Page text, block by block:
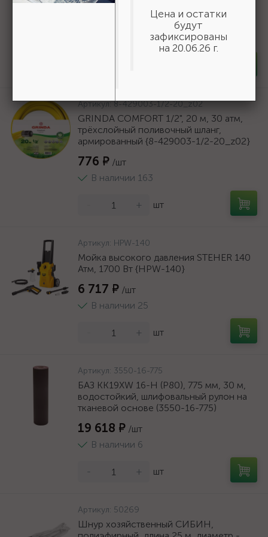
Артикул:8-429003-1/2-20_z02
GRINDA COMFORT 1/2", 20 м, 30 атм,
трёхслойный поливочный шланг,
армированный {8-429003-1/2-20_z02}
776 ₽ /шт
В наличии 163
+ шт
Артикул: HPW-140
Мойка высокого давления STEHER 140
Атм, 1700 Вт {HPW-140}
6 717 ₽ /шт
В наличии 25
+ шт
Артикул: 3550-16-775
БАЗ KK19XW 16-H (Р80), 775 мм, 30 м,
водостойкий, шлифовальный рулон на
тканевой основе (3550-16-775)
19 618 ₽ /шт
В наличии 6
- + шт
Артикул: 50269
Шнур хозяйственный СИБИН,
Цена и остатки
будут
зафиксированы
на 20.06.26 г.